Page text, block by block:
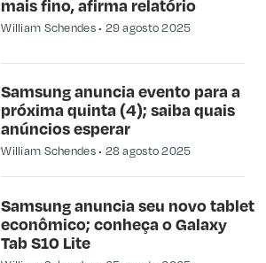
mais fino, afirma relatório
William Schendes 29 agosto 2025
Samsung anuncia evento para a
próxima quinta (4); saiba quais
anúncios esperar
William Schendes 28 agosto 2025
Samsung anuncia seu novo tablet
econômico; conheça o Galaxy
Tab S10 Lite